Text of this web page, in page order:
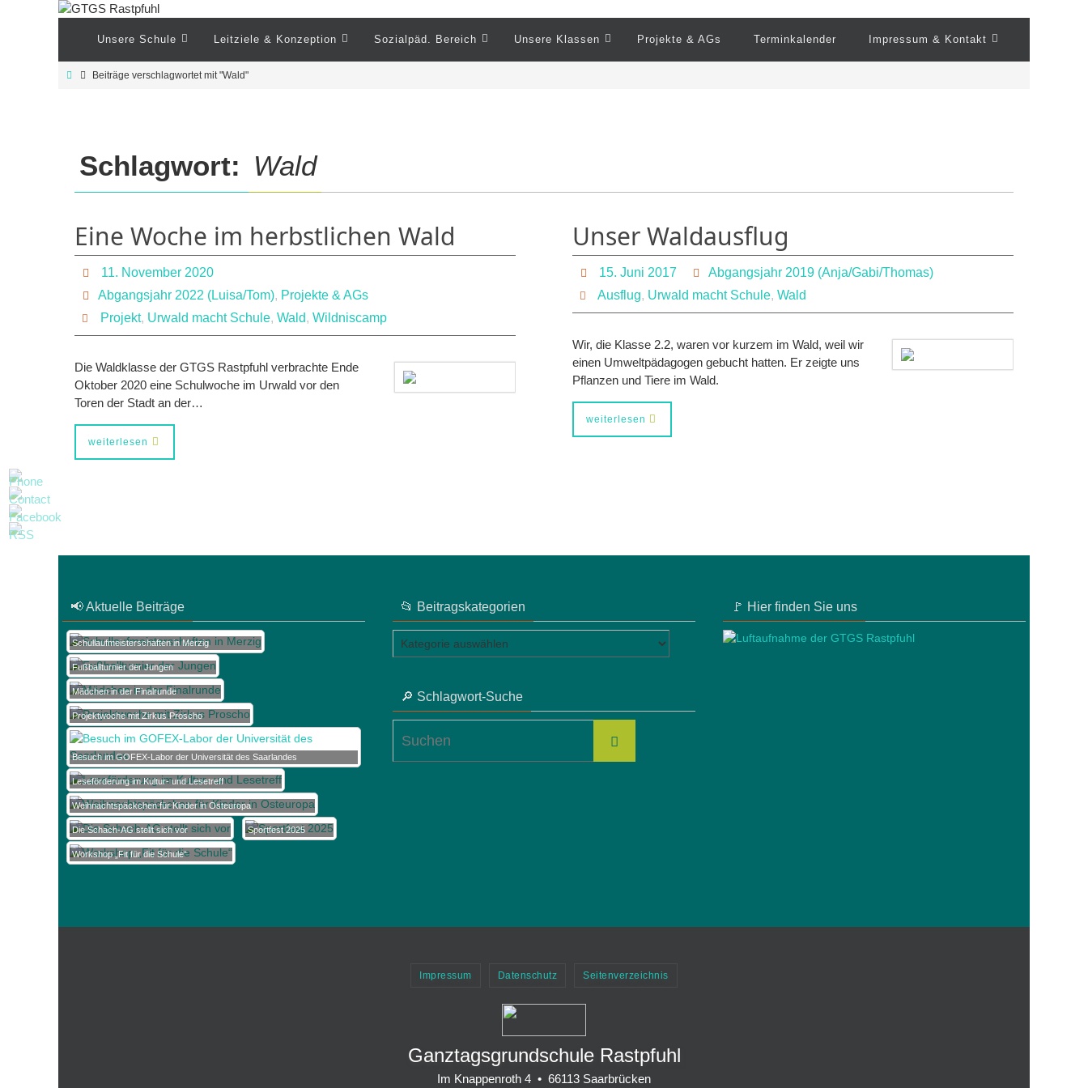
springen
Unsere Schule Leitziele & Konzeption Sozialpäd. Bereich Unsere Klassen Projekte & AGs Terminkalender Impressum & Kontakt
StartBeiträge verschlagwortet mit "Wald"
Schlagwort: Wald
Eine Woche im herbstlichen Wald
11. November 2020
Abgangsjahr 2022 (Luisa/Tom), Projekte & AGs
Projekt, Urwald macht Schule, Wald, Wildniscamp
Die Waldklasse der GTGS Rastpfuhl verbrachte Ende
Oktober 2020 eine Schulwoche im Urwald vor den
Toren der Stadt an der…
weiterlesen
Unser Waldausflug
15. Juni 2017
Abgangsjahr 2019 (Anja/Gabi/Thomas)
Ausflug, Urwald macht Schule,Wald
Wir, die Klasse 2.2, waren vor kurzem im Wald, weil wir
einen Umweltpädagogen gebucht hatten. Er zeigte uns
Pflanzen und Tiere im Wald.
weiterlesen
📢 Aktuelle Beiträge
Schullaufmeisterschaften in Merzig
Fußballturnier der Jungen
Mädchen in der Finalrunde
Projektwoche mit Zirkus Proscho
Besuch im GOFEX-Labor der Universität des Saarlandes
Leseförderung im Kultur- und Lesetreff
Weihnachtspäckchen für Kinder in Osteuropa
Die Schach-AG stellt sich vor Sportfest 2025
Workshop „Fit für die Schule“
📂 Beitragskategorien
📂
Beitragskategorien
🔎 Schlagwort-Suche
Suchen
🚩 Hier finden Sie uns
Impressum Datenschutz Seitenverzeichnis
Ganztagsgrundschule Rastpfuhl
Im Knappenroth 4 • 66113 Saarbrücken